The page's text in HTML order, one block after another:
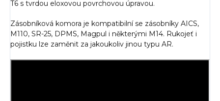
T6 s tvrdou eloxovou povrchovou úpravou.
Zásobníková komora je kompatibilní se zásobníky AICS,
M110, SR-25, DPMS, Magpul i některými M14. Rukojeť i
pojistku lze zaměnit za jakoukoliv jinou typu AR.